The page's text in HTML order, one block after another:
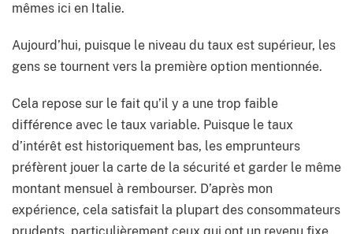
mêmes ici en Italie.
Aujourd’hui, puisque le niveau du taux est supérieur, les
gens se tournent vers la première option mentionnée.
Cela repose sur le fait qu’il y a une trop faible
différence avec le taux variable. Puisque le taux
d’intérêt est historiquement bas, les emprunteurs
préfèrent jouer la carte de la sécurité et garder le même
montant mensuel à rembourser. D’après mon
expérience, cela satisfait la plupart des consommateurs